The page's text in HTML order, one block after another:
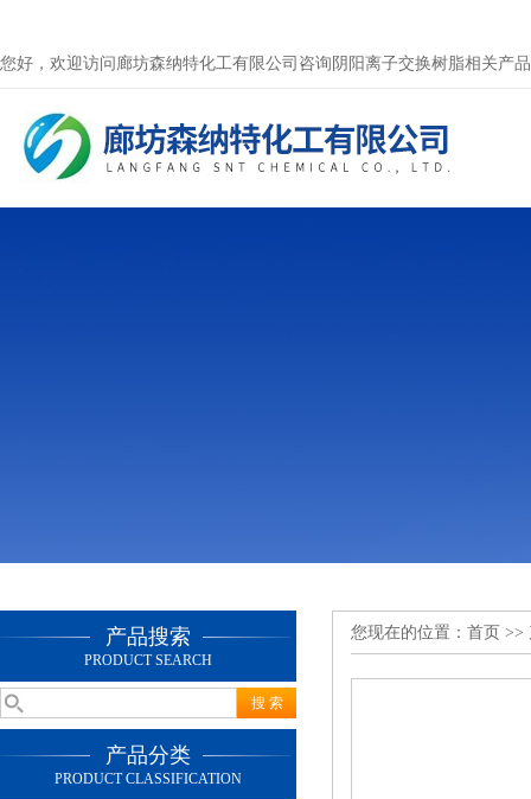
您好，欢迎访问廊坊森纳特化工有限公司咨询阴阳离子交换树脂相关产
产品搜索
PRODUCT SEARCH
产品分类
PRODUCT CLASSIFICATION
您现在的位置： 首页 >>